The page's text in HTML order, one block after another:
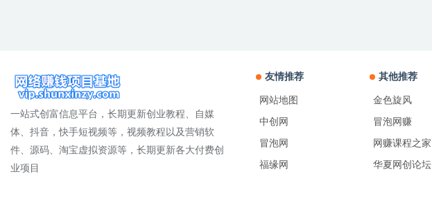
一站式创富信息平台，长期更新创业教程、自媒
体、抖音，快手短视频等，视频教程以及营销软
件、源码、淘宝虚拟资源等，长期更新各大付费创
业项目
友情推荐
网站地图
中创网
冒泡网
福缘网
其他推荐
金色旋风
冒泡网赚
网赚课程之家
华夏网创论坛